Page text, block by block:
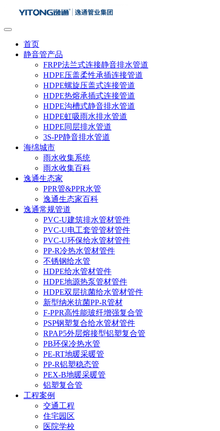
首页
静音管产品
FRPP法兰式连接静音排水管道
HDPE压盖柔性承插连接管道
HDPE螺旋压盖式连接管道
HDPE热熔承插式连接管道
HDPE沟槽式静音排水管道
HDPE虹吸雨水排水管道
HDPE同层排水管道
3S-PP静音排水管道
海绵城市
雨水收集系统
雨水收集百科
逸通生态家
PPR管&PPR水管
逸通生态家百科
逸通常规管道
PVC-U建筑排水管材管件
PVC-U电工套管管材管件
PVC-U环保给水管材管件
PP-R冷热水管材管件
不锈钢给水管
HDPE给水管材管件
HDPE地源热泵管材管件
HDPE双层抗菌给水管材管件
新型纳米抗菌PP-R管材
F-PPR高性能玻纤增强复合管
PSP钢塑复合给水管材管件
RPAP5外层熔接型铝塑复合管
PB环保冷热水管
PE-RT地暖采暖管
PP-R铝塑稳态管
PEX-B地暖采暖管
铝塑复合管
工程案例
交通工程
住宅园区
医院学校